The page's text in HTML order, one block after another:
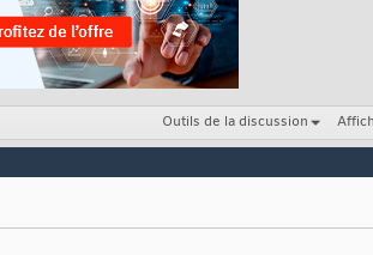
Outils de la discussion